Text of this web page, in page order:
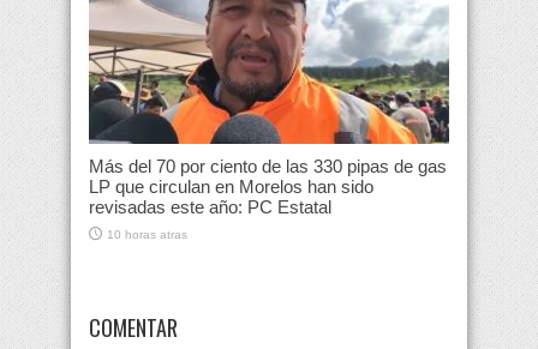
Más del 70 por ciento de las 330 pipas de gas
LP que circulan en Morelos han sido
revisadas este año: PC Estatal
10 horas atras
COMENTAR